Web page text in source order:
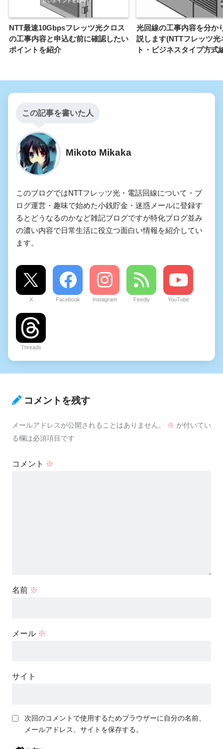
NTT最速10Gbpsフレッツ光クロス
の工事内容と申込む前に確認したい
ポイントを紹介
光回線の工事内容を分か
説します(NTTフレッツ光
ト・ビジネスタイプ方式
この記事を書いた人
Mikoto Mikaka
このブログではNTTフレッツ光・電話回線について・ブ
ログ運営・趣味で始めた小銭貯金・迷惑メールに登録す
るとどうなるのかなど雑記ブログですが特化ブログ並み
の濃い内容で日常生活に役立つ面白い情報を紹介してい
ます。
X Facebook Instagram Feedly YouTube
Threads
コメントを残す
メールアドレスが公開されることはありません。 ※ が付いてい
る欄は必須項目です
コメント ※
名前 ※
メール ※
サイト
次回のコメントで使用するためブラウザーに自分の名前、
メールアドレス、サイトを保存する。